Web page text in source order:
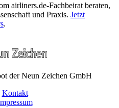
airliners.de-Fachbeirat beraten,
und Praxis. Jetzt
.
der Neun Zeichen GmbH
Kontakt